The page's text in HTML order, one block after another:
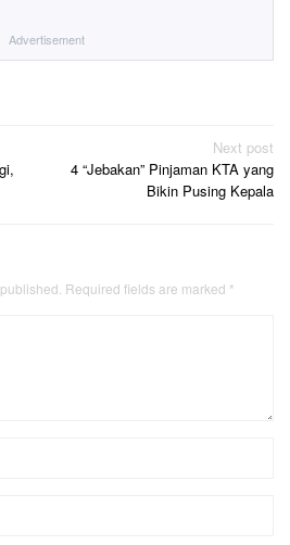
Advertisement
Next post
4 “Jebakan” Pinjaman KTA yang
Bikin Pusing Kepala
Required fields are marked *